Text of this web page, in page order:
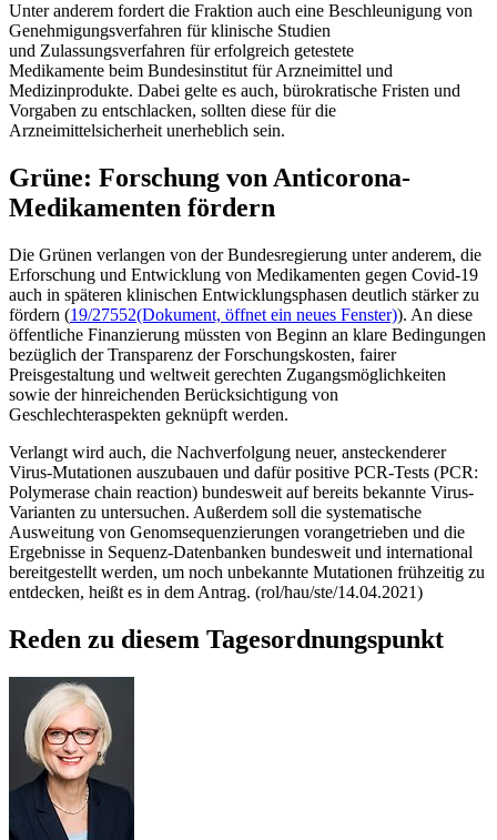
Unter anderem fordert die Fraktion auch eine Beschleunigung von
Genehmigungsverfahren für klinische Studien
und Zulassungsverfahren für erfolgreich getestete
Medikamente beim Bundesinstitut für Arzneimittel und
Medizinprodukte. Dabei gelte es auch, bürokratische Fristen und
Vorgaben zu entschlacken, sollten diese für die
Arzneimittelsicherheit unerheblich sein.
Grüne: Forschung von Anticorona-
Medikamenten fördern
Die Grünen verlangen von der Bundesregierung unter anderem, die
Erforschung und Entwicklung von Medikamenten gegen Covid-19
auch in späteren klinischen Entwicklungsphasen deutlich stärker zu
fördern (19/27552(Dokument, öffnet ein neues Fenster)). An diese
öffentliche Finanzierung müssten von Beginn an klare Bedingungen
bezüglich der Transparenz der Forschungskosten, fairer
Preisgestaltung und weltweit gerechten Zugangsmöglichkeiten
sowie der hinreichenden Berücksichtigung von
Geschlechteraspekten geknüpft werden.
Verlangt wird auch, die Nachverfolgung neuer, ansteckenderer
Virus-Mutationen auszubauen und dafür positive PCR-Tests (PCR:
Polymerase chain reaction) bundesweit auf bereits bekannte Virus-
Varianten zu untersuchen. Außerdem soll die systematische
Ausweitung von Genomsequenzierungen vorangetrieben und die
Ergebnisse in Sequenz-Datenbanken bundesweit und international
bereitgestellt werden, um noch unbekannte Mutationen frühzeitig zu
entdecken, heißt es in dem Antrag. (rol/hau/ste/14.04.2021)
Reden zu diesem Tagesordnungspunkt